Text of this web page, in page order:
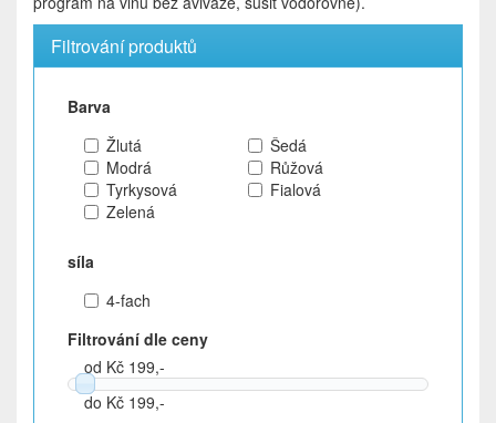
Filtrování produktů
Barva
Žlutá
Šedá
Modrá
Růžová
Tyrkysová
Fialová
Zelená
síla
4-fach
Filtrování dle ceny
od Kč 199,-
do Kč 199,-